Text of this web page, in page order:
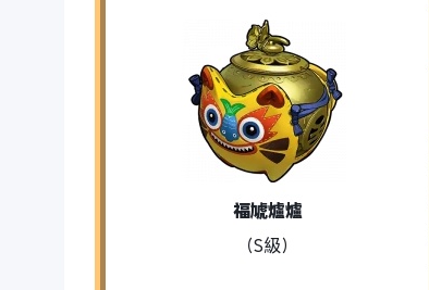
福虓爐爐
（S級）